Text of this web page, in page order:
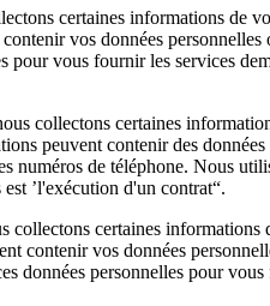
certaines informations de
vos données personnelles
pour vous fournir les services
collectons certaines
peuvent contenir des
numéros de téléphone. Nous
’l'exécution d'un contrat“.
certaines informations
contenir vos données
données personnelles pour